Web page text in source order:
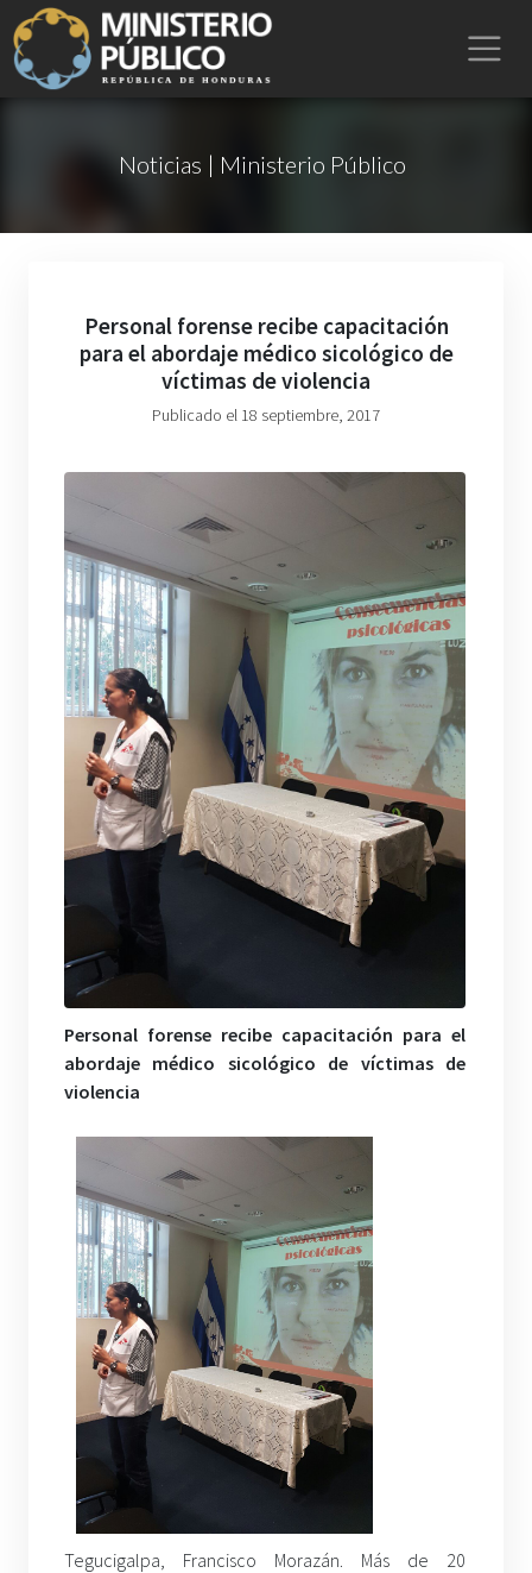
Noticias | Ministerio Público
Personal forense recibe capacitación
para el abordaje médico sicológico de
víctimas de violencia
Publicado el 18 septiembre, 2017
Personal forense recibe capacitación para el
abordaje médico sicológico de víctimas de
violencia
Tegucigalpa, Francisco Morazán. Más de 20